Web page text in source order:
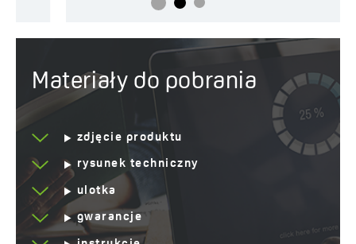
Materiały do pobrania
zdjęcie produktu
rysunek techniczny
ulotka
gwarancje